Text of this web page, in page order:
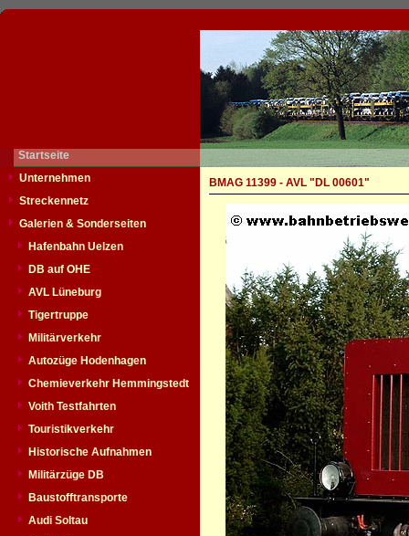
Startseite
Unternehmen
Streckennetz
Galerien & Sonderseiten
Hafenbahn Uelzen
DB auf OHE
AVL Lüneburg
Tigertruppe
Militärverkehr
Autozüge Hodenhagen
Chemieverkehr Hemmingstedt
Voith Testfahrten
Touristikverkehr
Historische Aufnahmen
Militärzüge DB
Baustofftransporte
Audi Soltau
BMAG 11399 - AVL "DL 00601"